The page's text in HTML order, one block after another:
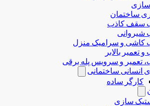
ساختمان
سقف کاذب
شیروانی
کاشی و سرامیک منزل
تعمیر بالابر
تعمیر و سرویس پله برقی
انسانی ساختمانی
کارگر ساده
سازی